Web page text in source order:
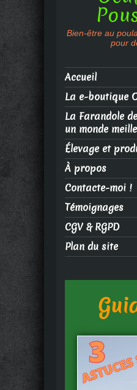
Bien-être au
pour
Accueil
La e-boutique
La Farandole
un monde
Élevage et
À propos
Contacte-moi !
Témoignages
CGV & RGPD
Plan du site